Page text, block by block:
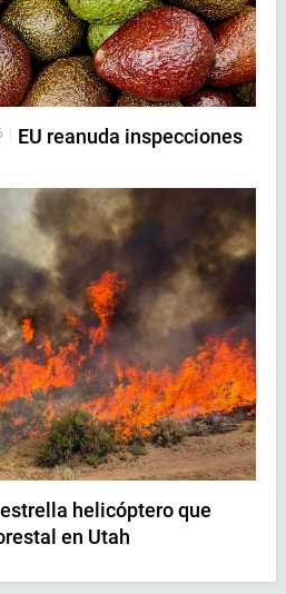
| EU reanuda inspecciones
helicóptero que
en Utah